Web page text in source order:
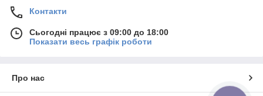
Контакти
Сьогодні працює з 09:00 до 18:00
Показати весь графік роботи
Про нас